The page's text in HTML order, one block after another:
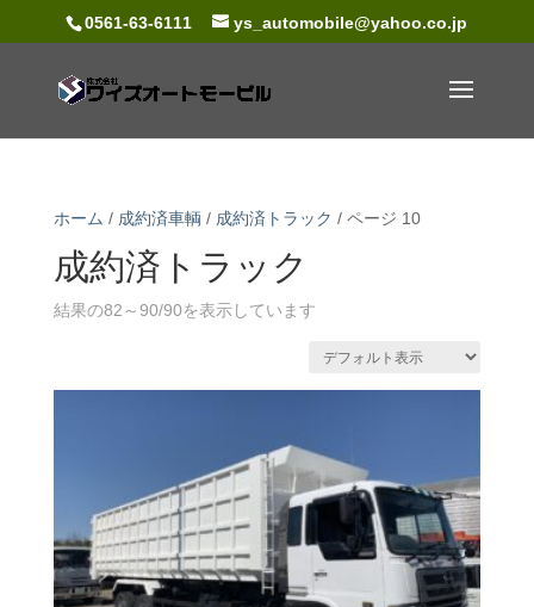
0561-63-6111 ys_automobile@yahoo.co.jp
ホーム / 成約済車輌 / 成約済トラック / ページ 10
成約済トラック
結果の82～90/90を表示しています